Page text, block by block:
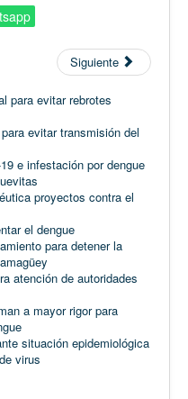
Siguiente
para evitar rebrotes
evitar transmisión del
e infestación por dengue
proyectos contra el
el dengue
para detener la
atención de autoridades
a mayor rigor para
situación epidemiológica
virus